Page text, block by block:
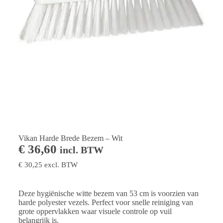
Vikan Harde Brede Bezem – Wit
€36,60 incl. BTW
€30,25 excl. BTW
Deze hygiënische witte bezem van 53 cm is voorzien van
harde polyester vezels. Perfect voor snelle reiniging van
grote oppervlakken waar visuele controle op vuil
belangrijk is.